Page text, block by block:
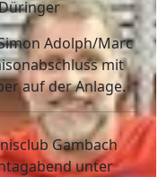
Adolph/Marc
mit
auf der Anlage.
Gambach
unter